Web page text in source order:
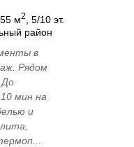
м2
, 5/10 эт.
район
в
Рядом
До
мин на
и